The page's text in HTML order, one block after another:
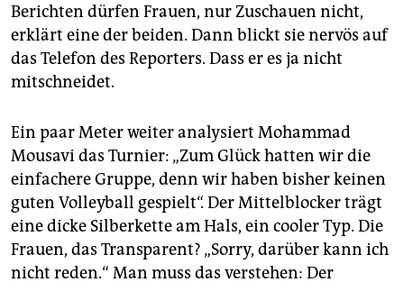
Berichten dürfen Frauen, nur Zuschauen nicht,
erklärt eine der beiden. Dann blickt sie nervös auf
das Telefon des Reporters. Dass er es ja nicht
mitschneidet.
Ein paar Meter weiter analysiert Mohammad
Mousavi das Turnier: „Zum Glück hatten wir die
einfachere Gruppe, denn wir haben bisher keinen
guten Volleyball gespielt“. Der Mittelblocker trägt
eine dicke Silberkette am Hals, ein cooler Typ. Die
Frauen, das Transparent? „Sorry, darüber kann ich
nicht reden.“ Man muss das verstehen: Der